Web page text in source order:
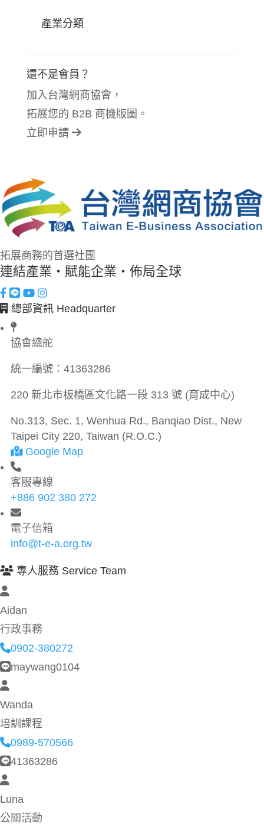
產業分類
還不是會員？
加入台灣網商協會，
拓展您的 B2B 商機版圖。
立即申請
拓展商務的首選社團
連結產業・賦能企業・佈局全球
總部資訊 Headquarter
協會總舵
統一編號： 41363286
220 新北市板橋區文化路一段 313 號 (育成中心)
No.313, Sec. 1, Wenhua Rd., Banqiao Dist., New
Taipei City 220, Taiwan (R.O.C.)
Google Map
客服專線
+886 902 380 272
電子信箱
info@t-e-a.org.tw
專人服務 Service Team
Aidan
行政事務
0902-380272
maywang0104
Wanda
培訓課程
0989-570566
41363286
Luna
公關活動